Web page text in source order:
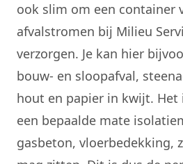
ook slim om een container
afvalstromen bij Milieu
verzorgen. Je kan hier
bouw- en sloopafval,
hout en papier in kwijt. Het
een bepaalde mate
gasbeton, vloerbedekking,